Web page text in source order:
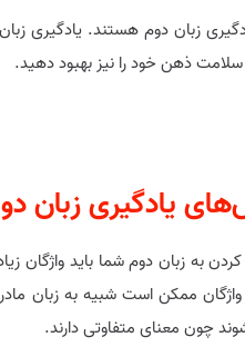
زبان دوم هستند. یادگیری
ذهن خود را نیز بهبود دهید.
یادگیری زبان
به زبان دوم شما باید واژگان
ممکن است شبیه به زبان
چون معنای متفاوتی دارند.